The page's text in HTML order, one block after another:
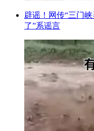
辟谣！网传“三门
了”系谣言